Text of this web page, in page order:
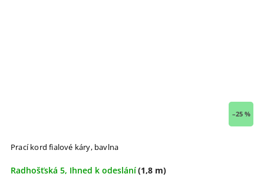
–25 %
Prací kord fialové káry, bavlna
Radhošťská 5, Ihned k odeslání(1,8 m)